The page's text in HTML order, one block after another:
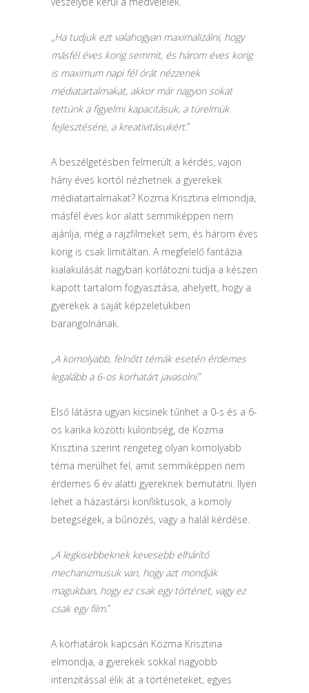
„Ha tudjuk ezt valahogyan maximalizálni, hogy
másfél éves korig semmit, és három éves korig
is maximum napi fél órát nézzenek
médiatartalmakat, akkor már nagyon sokat
tettünk a figyelmi kapacitásuk, a türelmük
fejlesztésére, a kreativitásukért.”
A beszélgetésben felmerült a kérdés, vajon
hány éves kortól nézhetnek a gyerekek
médiatartalmakat? Kozma Krisztina elmondja,
másfél éves kor alatt semmiképpen nem
ajánlja, még a rajzfilmeket sem, és három éves
korig is csak limitáltan. A megfelelő fantázia
kialakulását nagyban korlátozni tudja a készen
kapott tartalom fogyasztása, ahelyett, hogy a
gyerekek a saját képzeletükben
barangolnának.
„A komolyabb, felnőtt témák esetén érdemes
legalább a 6-os korhatárt javasolni.”
Első látásra ugyan kicsinek tűnhet a 0-s és a 6-
os karika közötti különbség, de Kozma
Krisztina szerint rengeteg olyan komolyabb
téma merülhet fel, amit semmiképpen nem
érdemes 6 év alatti gyereknek bemutatni. Ilyen
lehet a házastársi konfliktusok, a komoly
betegségek, a bűnözés, vagy a halál kérdése.
„A legkisebbeknek kevesebb elhárító
mechanizmusuk van, hogy azt mondják
magukban, hogy ez csak egy történet, vagy ez
csak egy film.”
A korhatárok kapcsán Kozma Krisztina
elmondja, a gyerekek sokkal nagyobb
intenzitással élik át a történeteket, egyes